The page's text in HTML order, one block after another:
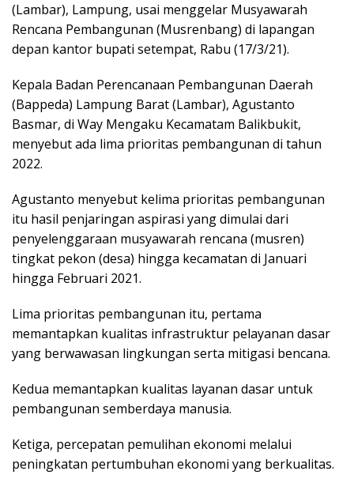
(Lambar), Lampung, usai menggelar Musyawarah
Rencana Pembangunan (Musrenbang) di lapangan
depan kantor bupati setempat, Rabu (17/3/21).
Kepala Badan Perencanaan Pembangunan Daerah
(Bappeda) Lampung Barat (Lambar), Agustanto
Basmar, di Way Mengaku Kecamatam Balikbukit,
menyebut ada lima prioritas pembangunan di tahun
2022.
Agustanto menyebut kelima prioritas pembangunan
itu hasil penjaringan aspirasi yang dimulai dari
penyelenggaraan musyawarah rencana (musren)
tingkat pekon (desa) hingga kecamatan di Januari
hingga Februari 2021.
Lima prioritas pembangunan itu, pertama
memantapkan kualitas infrastruktur pelayanan dasar
yang berwawasan lingkungan serta mitigasi bencana.
Kedua memantapkan kualitas layanan dasar untuk
pembangunan semberdaya manusia.
Ketiga, percepatan pemulihan ekonomi melalui
peningkatan pertumbuhan ekonomi yang berkualitas.